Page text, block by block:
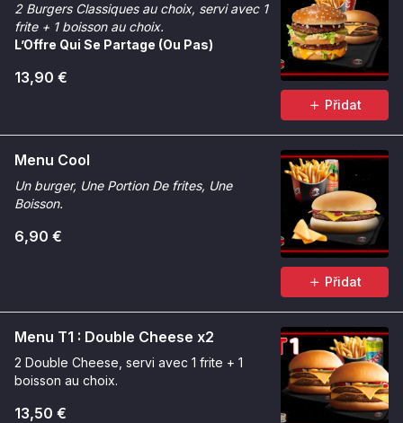
de tomate, sauce Chicken Max &
sauce Tinger.
2 Burgers Classiques au choix, servi avec 1
frite + 1 boisson au choix.
L’Offre Qui Se Partage (Ou Pas)
13,90 €
Přidat
Menu Cool
Un burger, Une Portion De frites, Une
Boisson.
6,90 €
Přidat
Menu T1 : Double Cheese x2
2 Double Cheese, servi avec 1 frite + 1
boisson au choix.
13,50 €